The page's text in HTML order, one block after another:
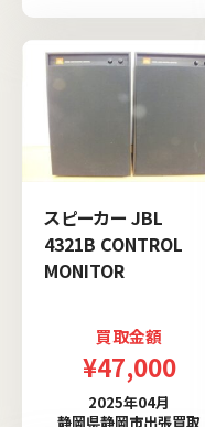
スピーカー JBL
4321B CONTROL
MONITOR
買取金額
¥47,000
2025年04月
静岡県静岡市出張買取